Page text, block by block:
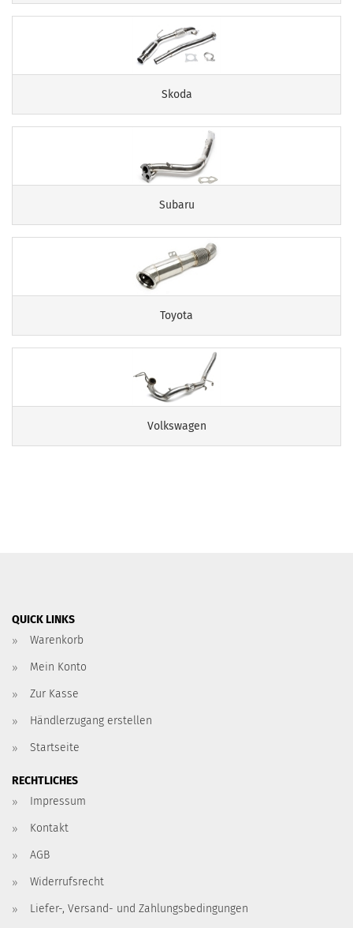
Skoda
Subaru
Toyota
Volkswagen
QUICK LINKS
Warenkorb
Mein Konto
Zur Kasse
Händlerzugang erstellen
Startseite
RECHTLICHES
Impressum
Kontakt
AGB
Widerrufsrecht
Liefer-, Versand- und Zahlungsbedingungen